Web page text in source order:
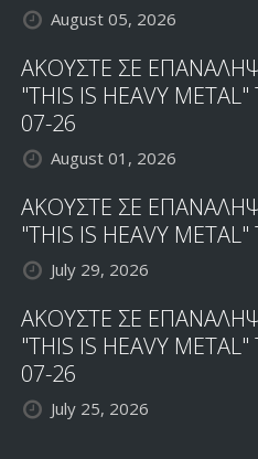
August 05, 2026
ΑΚΟΥΣΤΕ ΣΕ
"THIS IS HEAVY
07-26
August 01, 2026
ΑΚΟΥΣΤΕ ΣΕ
"THIS IS HEAVY
July 29, 2026
ΑΚΟΥΣΤΕ ΣΕ
"THIS IS HEAVY
07-26
July 25, 2026